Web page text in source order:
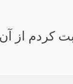
کردم از آن